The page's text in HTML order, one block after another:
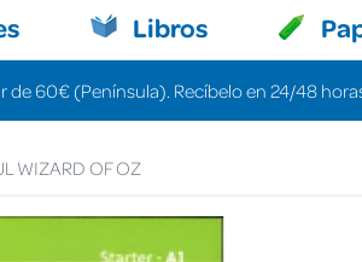
Libros
de 60€ (Península). Recíbelo en 24/48
WIZARD OF OZ